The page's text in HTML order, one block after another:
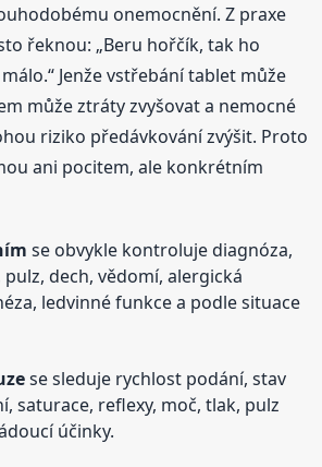
onemocnění. Z praxe
řeknou: „Beru hořčík, tak ho
Jenže vstřebání tablet může
může ztráty zvyšovat a nemocné
riziko předávkování zvýšit. Proto
ani pocitem, ale konkrétním
se obvykle kontroluje diagnóza,
dech, vědomí, alergická
ledvinné funkce a podle situace
se sleduje rychlost podání, stav
saturace, reflexy, moč, tlak, pulz
účinky.